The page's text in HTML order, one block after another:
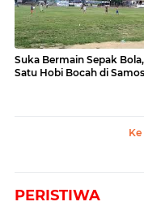
Suka Bermain Sepak
Satu Hobi Bocah di
PERISTIWA